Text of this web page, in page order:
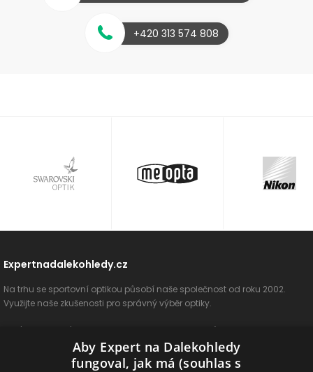
+420 313 574 808
Expertnadalekohledy.cz
Na trhu se sportovní optikou působí naše společnost od roku 2002.
Využijte naše zkušenosti pro správný výběr optiky.
O nás Vše o nákupu Poradenství
Ochrana osobních údajů ODSTOUPIT OD SMLOUVY
Aby Expert na Dalekohledy
fungoval, jak má (souhlas s